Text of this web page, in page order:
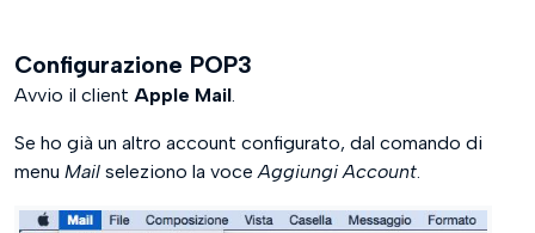
Configurazione POP3
Avvio il client Apple Mail.
Se ho già un altro account configurato, dal comando di
menu Mail seleziono la voceAggiungi Account.